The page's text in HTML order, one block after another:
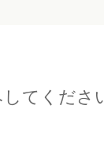
てくださ